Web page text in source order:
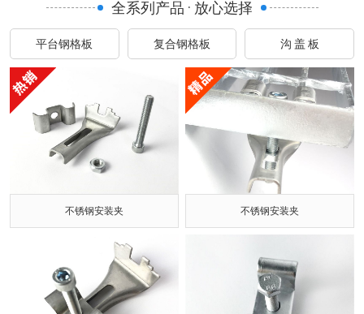
全系列产品 · 放心选择
平台钢格板 复合钢格板 沟 盖 板
不锈钢安装夹 不锈钢安装夹